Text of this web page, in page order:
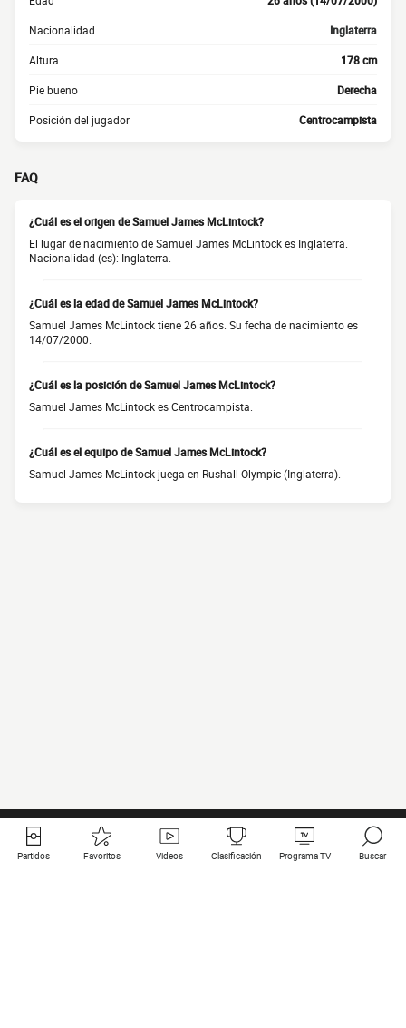
Nacionalidad Inglaterra
Altura 178 cm
Pie bueno Derecha
Posición del jugador Centrocampista
FAQ
¿Cuál es el origen de Samuel James McLintock?
El lugar de nacimiento de Samuel James McLintock es Inglaterra.
Nacionalidad (es): Inglaterra.
¿Cuál es la edad de Samuel James McLintock?
Samuel James McLintock tiene 26 años. Su fecha de nacimiento es
14/07/2000.
¿Cuál es la posición de Samuel James McLintock?
Samuel James McLintock es Centrocampista.
¿Cuál es el equipo de Samuel James McLintock?
Samuel James McLintock juega en Rushall Olympic (Inglaterra).
Partidos Favoritos Videos Clasificación Programa TV Buscar